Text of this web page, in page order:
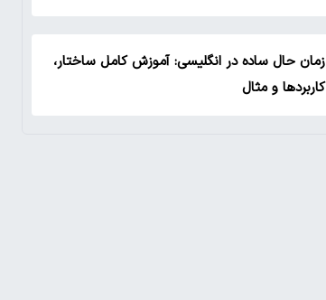
زمان حال ساده در انگلیسی: آموزش کامل ساختار،
کاربردها و مثال